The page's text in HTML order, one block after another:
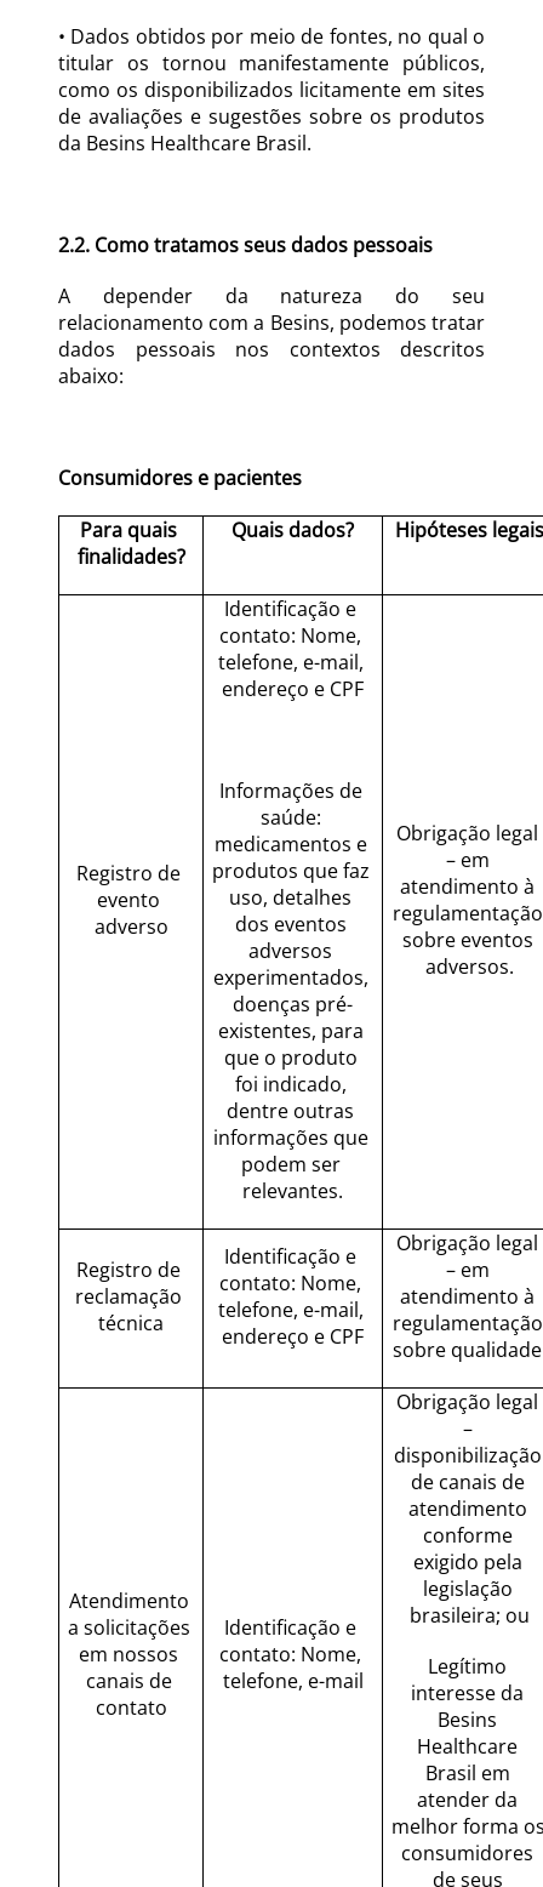
• Dados obtidos por meio de fontes, no qual o
titular os tornou manifestamente públicos,
como os disponibilizados licitamente em sites
de avaliações e sugestões sobre os produtos
da Besins Healthcare Brasil.
2.2. Como tratamos seus dados pessoais
A depender da natureza do seu
relacionamento com a Besins, podemos tratar
dados pessoais nos contextos descritos
abaixo:
Consumidores e pacientes
Para quais
finalidades?
Quais dados? Hipóteses legais
Registro de
evento
adverso
Identificação e
contato: Nome,
telefone, e-mail,
endereço e CPF
Informações de
saúde:
medicamentos e
produtos que faz
uso, detalhes
dos eventos
adversos
experimentados,
doenças pré-
existentes, para
que o produto
foi indicado,
dentre outras
informações que
podem ser
relevantes.
Obrigação legal
– em
atendimento à
regulamentação
sobre eventos
adversos.
Registro de
reclamação
técnica
Identificação e
contato: Nome,
telefone, e-mail,
endereço e CPF
Obrigação legal
– em
atendimento à
regulamentação
sobre
Atendimento
a solicitações
em nossos
canais de
contato
Identificação e
contato: Nome,
telefone, e-mail
Obrigação legal
–
disponibilização
de canais de
atendimento
conforme
exigido pela
legislação
brasileira; ou
Legítimo
interesse da
Besins
Healthcare
Brasil em
atender da
melhor forma
consumidores
de seus